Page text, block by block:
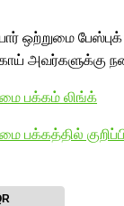
ஒற்றுமை
அவர்களுக்கு
பக்கம் லிங்க்
பக்கத்தில்